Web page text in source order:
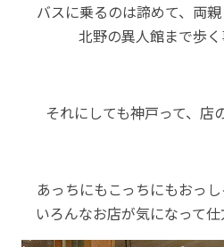
バスに乗るのは諦めて、両
北野の異人館まで歩く
それにしても神戸って、店
あっちにもこっちにもおっ
いろんなお店が気になって